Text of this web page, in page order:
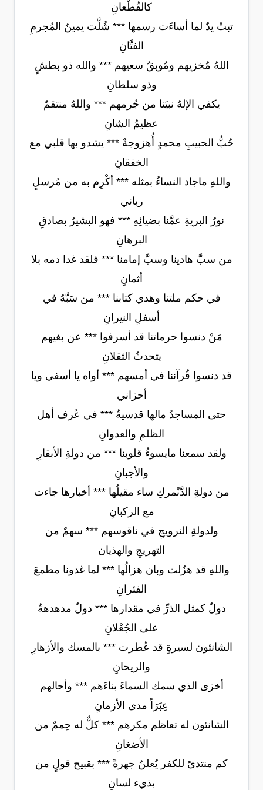
كالقُطْعانِ
تبتْ يدٌ لما أساءَت رسمها *** شُلَّت يمينُ المُجرمِ
الفتَّانِ
اللهُ مُخزيهم ومُوبقُ سعيهم *** والله ذو بطشٍ
وذو سلطانِ
يكفي الإلهُ نبيَنا من جُرمهم *** واللهُ منتقمٌ
عظيمُ الشانِ
حُبُّ الحبيبِ محمدٍ أُهزوجةٌ *** يشدو بها قلبي مع
الخفقانِ
واللهِ ماجاد النساءُ بمثله *** أكْرِم به من مُرسلٍ
رباني
نورُ البريةِ عمَّنا بضيائِهِ *** فهو البشيرُ بصادقِ
البرهانِ
من سبَّ هادينا وسبَّ إمامنا *** فلقد غدا دمه بلا
أثمانِ
في حكم ملتنا وهدي كتابنا *** من سَبَّهُ في
أسفلِ النيرانِ
مَنْ دنسوا حرماتنا قد أسرفوا *** عن بغيهم
يتحدثُ الثقلانِ
قد دنسوا قُرآننا في أمسهم *** أواه يا أسفي ويا
أحزاني
حتى المساجدُ مالها قدسيةٌ *** في عُرف أهل
الظلمِ والعدوانِ
ولقد سمعنا مايسوءُ قلوبنا *** من دولةِ الأبقارِ
والأجبانِ
من دولةِ الدَّنْمركِ ساء مقيلُها *** أخبارها جاءت
مع الركبانِ
ولدولةِ النرويجِ في ناقوسهم *** سهمٌ من
التهريجِ والهذيان
واللهِ قد هزُلت وبان هزالُها *** لما غدونا مطمعَ
الفئرانِ
دولٌ كمثل الذرِّ في مقدارها *** دولٌ مدهدهةٌ
على الجُعْلانِ
الشانئون لسيرةٍ قد عُطرت *** بالمسك والأزهارِ
والريحانِ
أخزى الذي سمك السماءَ بناءَهم *** وأحالهم
عِبَرَاً مدى الأزمانِ
الشانئون له تعاظم مكرهم *** كلٌّ له حِممٌ من
الأضغانِ
كم منتدىً للكفر يُعلنُ جهرةً *** بقبيح قولٍ من
بذيء لسانِ